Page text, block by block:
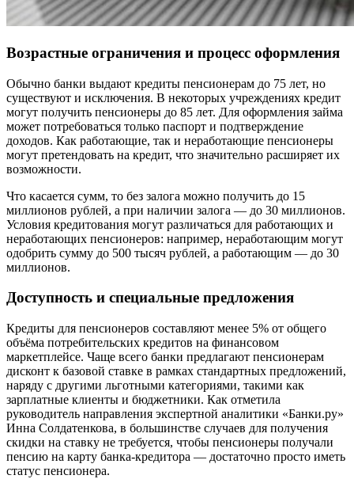
Возрастные ограничения и процесс оформления
Обычно банки выдают кредиты пенсионерам до 75 лет, но
существуют и исключения. В некоторых учреждениях кредит
могут получить пенсионеры до 85 лет. Для оформления займа
может потребоваться только паспорт и подтверждение
доходов. Как работающие, так и неработающие пенсионеры
могут претендовать на кредит, что значительно расширяет их
возможности.
Что касается сумм, то без залога можно получить до 15
миллионов рублей, а при наличии залога — до 30 миллионов.
Условия кредитования могут различаться для работающих и
неработающих пенсионеров: например, неработающим могут
одобрить сумму до 500 тысяч рублей, а работающим — до 30
миллионов.
Доступность и специальные предложения
Кредиты для пенсионеров составляют менее 5% от общего
объёма потребительских кредитов на финансовом
маркетплейсе. Чаще всего банки предлагают пенсионерам
дисконт к базовой ставке в рамках стандартных предложений,
наряду с другими льготными категориями, такими как
зарплатные клиенты и бюджетники. Как отметила
руководитель направления экспертной аналитики «Банки.ру»
Инна Солдатенкова, в большинстве случаев для получения
скидки на ставку не требуется, чтобы пенсионеры получали
пенсию на карту банка-кредитора — достаточно просто иметь
статус пенсионера.